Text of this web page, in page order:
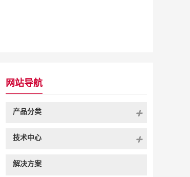
网站导航
产品分类
技术中心
解决方案